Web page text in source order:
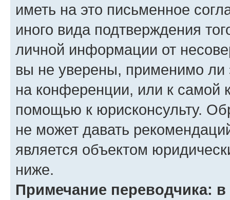
иметь на это письменное
иного вида подтверждения
личной информации от
вы не уверены, применимо ли
на конференции, или к самой
помощью к юрисконсульту.
не может давать
является объектом
ниже.
Примечание переводчика: